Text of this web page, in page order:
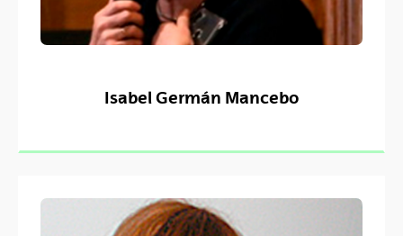
Isabel Germán Mancebo